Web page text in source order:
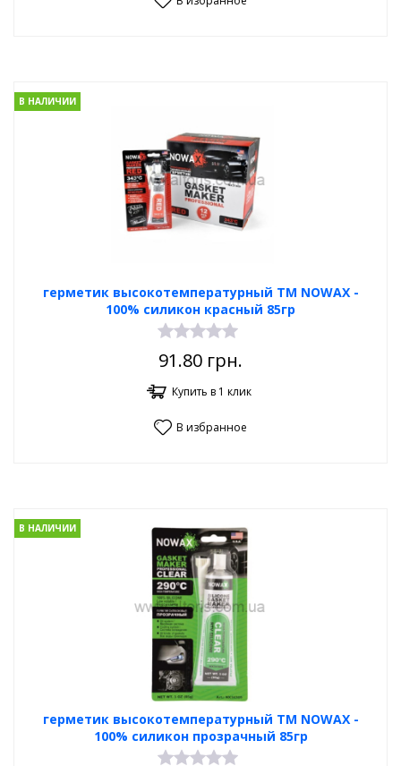
герметик высокотемпературный TM NOWAX -
100% силикон красный 85гр
В НАЛИЧИИ
91.80 грн.
Купить в 1 клик
В избранное
герметик высокотемпературный TM NOWAX -
100% силикон прозрачный 85гр
В НАЛИЧИИ